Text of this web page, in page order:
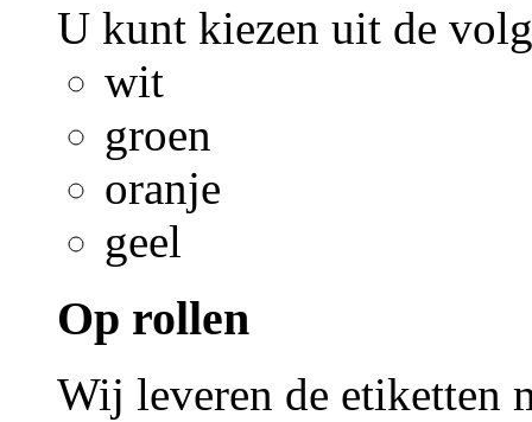
U kunt kiezen uit de
wit
groen
oranje
geel
Op rollen
Wij leveren de etiketten